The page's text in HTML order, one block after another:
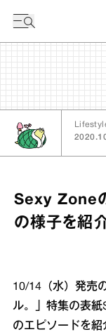
Sexy Zone
の様子を紹
10/14（水）発売
ル。」特集の表紙
のエピソードを紹